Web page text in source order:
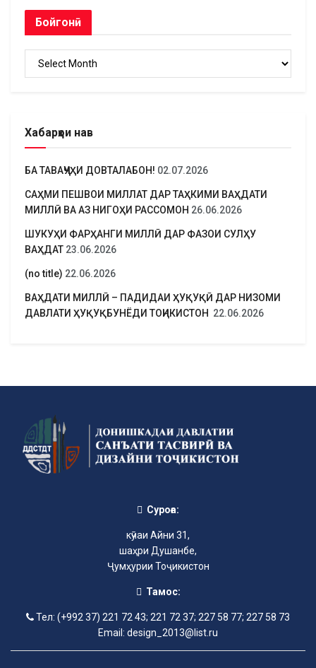
Бойгонӣ
Бойгонӣ
Хабарҳои нав
БА ТАВАҶҶУҲИ ДОВТАЛАБОН! 02.07.2026
САҲМИ ПЕШВОИ МИЛЛАТ ДАР ТАҲКИМИ ВАҲДАТИ
МИЛЛӢ ВА АЗ НИГОҲИ РАССОМОН 26.06.2026
ШУКУҲИ ФАРҲАНГИ МИЛЛӢ ДАР ФАЗОИ СУЛҲУ
ВАҲДАТ 23.06.2026
(no title) 22.06.2026
ВАҲДАТИ МИЛЛӢ – ПАДИДАИ ҲУҚУҚӢ ДАР НИЗОМИ
ДАВЛАТИ ҲУҚУҚБУНЁДИ ТОҶИКИСТОН 22.06.2026
Суроға:
кӯчаи Айни 31,
шаҳри Душанбе,
Ҷумҳурии Тоҷикистон
Тамос:
Тел: (+992 37) 221 72 43; 221 72 37; 227 58 77; 227 58 73
Email: design_2013@list.ru